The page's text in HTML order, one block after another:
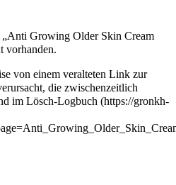
„Anti Growing Older Skin Cream
vorhanden.
von einem veralteten Link zur
die zwischenzeitlich
im Lösch-Logbuch